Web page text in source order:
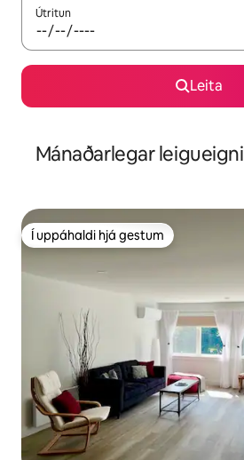
Útritun
Leita
Mánaðarlegar
Í uppáhaldi hjá gestum
Í uppáhaldi hjá gestum